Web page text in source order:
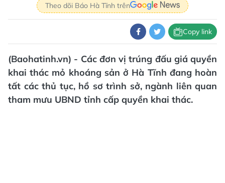
Theo dõi Báo Hà Tĩnh trên
Copy link
(Baohatinh.vn) - Các đơn vị trúng đấu giá quyền
khai thác mỏ khoáng sản ở Hà Tĩnh đang hoàn
tất các thủ tục, hồ sơ trình sở, ngành liên quan
tham mưu UBND tỉnh cấp quyền khai thác.